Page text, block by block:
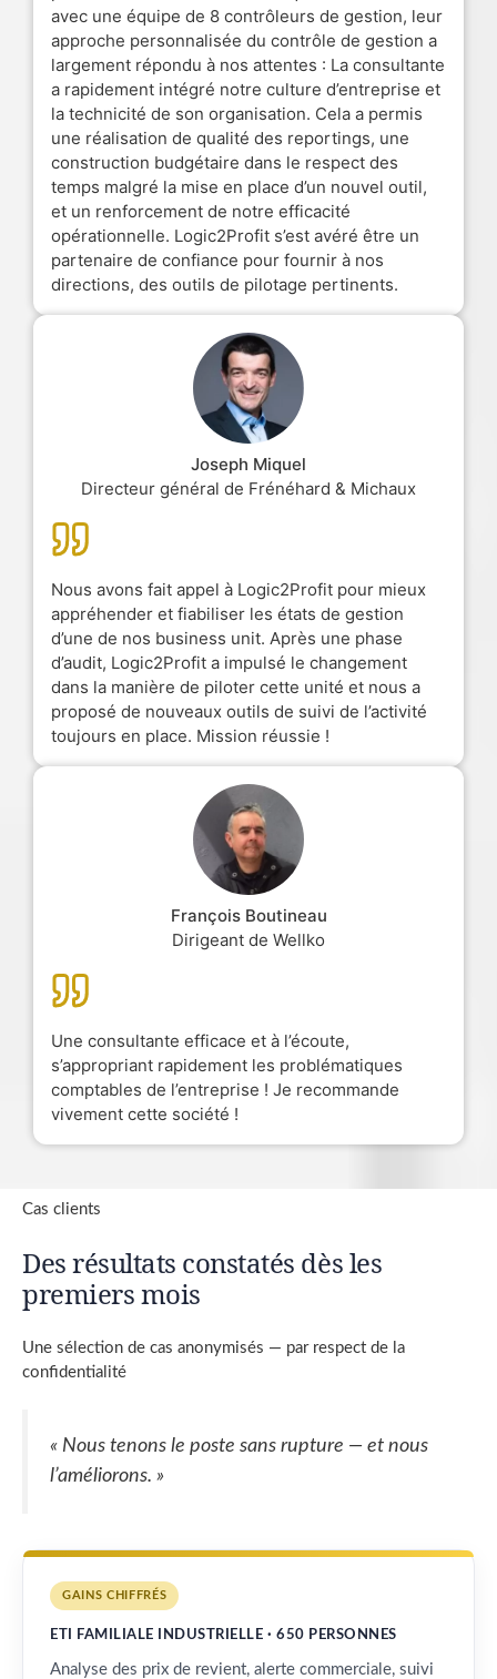
avec une équipe de 8 contrôleurs de gestion, leur
approche personnalisée du contrôle de gestion a
largement répondu à nos attentes : La consultante
a rapidement intégré notre culture d’entreprise et
la technicité de son organisation. Cela a permis
une réalisation de qualité des reportings, une
construction budgétaire dans le respect des
temps malgré la mise en place d’un nouvel outil,
et un renforcement de notre efficacité
opérationnelle. Logic2Profit s’est avéré être un
partenaire de confiance pour fournir à nos
directions, des outils de pilotage pertinents.
Joseph Miquel
Directeur général de Frénéhard & Michaux
Nous avons fait appel à Logic2Profit pour mieux
appréhender et fiabiliser les états de gestion
d’une de nos business unit. Après une phase
d’audit, Logic2Profit a impulsé le changement
dans la manière de piloter cette unité et nous a
proposé de nouveaux outils de suivi de l’activité
toujours en place. Mission réussie !
François Boutineau
Dirigeant de Wellko
Une consultante efficace et à l’écoute,
s’appropriant rapidement les problématiques
comptables de l’entreprise ! Je recommande
vivement cette société !
Cas clients
Des résultats constatés dès les
premiers mois
Une sélection de cas anonymisés — par respect de la
confidentialité
« Nous tenons le poste sans rupture — et nous
l’améliorons. »
GAINS CHIFFRÉS
ETI FAMILIALE INDUSTRIELLE · 650 PERSONNES
Analyse des prix de revient, alerte commerciale, suivi